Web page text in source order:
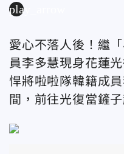
play_arrow
愛心不落人後！繼
員李多慧現身花蓮
悍將啦啦隊韓籍成
間，前往光復當鏟子